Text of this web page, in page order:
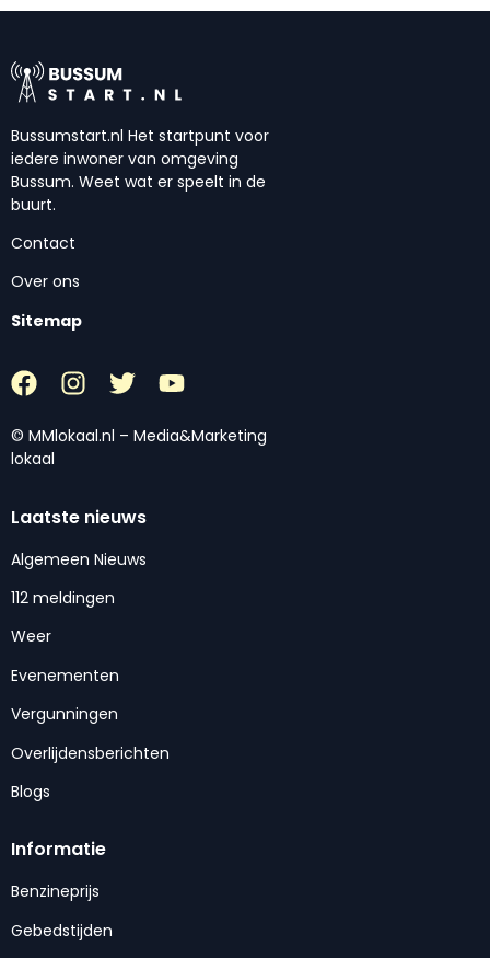
Bussumstart.nl Het startpunt voor
iedere inwoner van omgeving
Bussum. Weet wat er speelt in de
buurt.
Contact
Over ons
Sitemap
© MMlokaal.nl – Media&Marketing
lokaal
Laatste nieuws
Algemeen Nieuws
112 meldingen
Weer
Evenementen
Vergunningen
Overlijdensberichten
Blogs
Informatie
Benzineprijs
Gebedstijden